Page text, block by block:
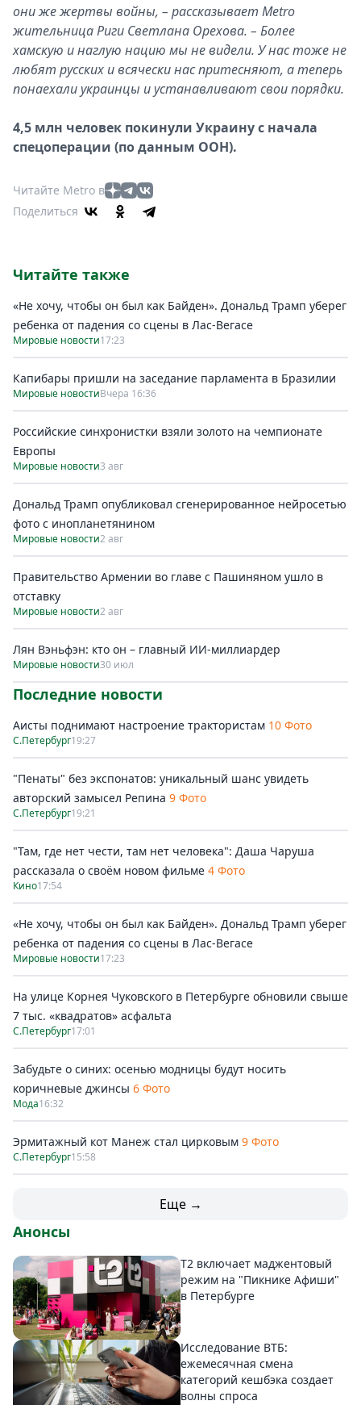
они же жертвы войны, – рассказывает Metro
жительница Риги Светлана Орехова. – Более
хамскую и наглую нацию мы не видели. У нас тоже не
любят русских и всячески нас притесняют, а теперь
понаехали украинцы и устанавливают свои порядки.
4,5 млн человек покинули Украину с начала
спецоперации (по данным ООН).
Читайте Metro в
Поделиться
Читайте также
«Не хочу, чтобы он был как Байден». Дональд Трамп уберег
ребенка от падения со сцены в Лас-Вегасе
Мировые новости17:23
Капибары пришли на заседание парламента в Бразилии
Мировые новостиВчера 16:36
Российские синхронистки взяли золото на чемпионате
Европы
Мировые новости3 авг
Дональд Трамп опубликовал сгенерированное нейросетью
фото с инопланетянином
Мировые новости2 авг
Правительство Армении во главе с Пашиняном ушло в
отставку
Мировые новости2 авг
Лян Вэньфэн: кто он – главный ИИ-миллиардер
Мировые новости30 июл
Последние новости
Аисты поднимают настроение трактористам 10 Фото
С.Петербург19:27
"Пенаты" без экспонатов: уникальный шанс увидеть
авторский замысел Репина 9 Фото
С.Петербург19:21
"Там, где нет чести, там нет человека": Даша Чаруша
рассказала о своём новом фильме 4 Фото
Кино17:54
«Не хочу, чтобы он был как Байден». Дональд Трамп уберег
ребенка от падения со сцены в Лас-Вегасе
Мировые новости17:23
На улице Корнея Чуковского в Петербурге обновили свыше
7 тыс. «квадратов» асфальта
С.Петербург17:01
Забудьте о синих: осенью модницы будут носить
коричневые джинсы 6 Фото
Мода16:32
Эрмитажный кот Манеж стал цирковым 9 Фото
С.Петербург15:58
Еще →
Анонсы
Т2 включает маджентовый
режим на "Пикнике Афиши"
в Петербурге
Исследование ВТБ:
ежемесячная смена
категорий кешбэка создает
волны спроса